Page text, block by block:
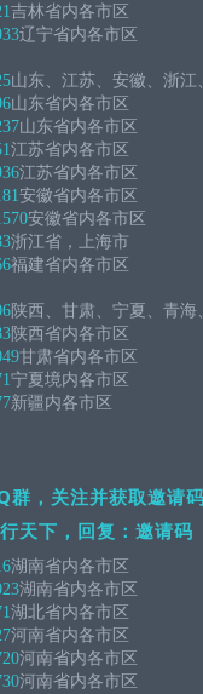
吉林省内各市区
辽宁省内各市区
山东、江苏、安徽、浙江
山东省内各市区
山东省内各市区
江苏省内各市区
江苏省内各市区
安徽省内各市区
安徽省内各市区
浙江省，上海市
福建省内各市区
陕西、甘肃、宁夏、青海
陕西省内各市区
甘肃省内各市区
宁夏境内各市区
新疆内各市区
群，关注并获取邀请码
天下，回复：邀请码
湖南省内各市区
湖南省内各市区
湖北省内各市区
河南省内各市区
河南省内各市区
河南省内各市区